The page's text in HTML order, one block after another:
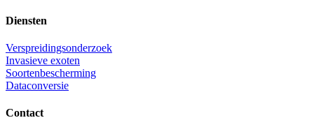
Diensten
Verspreidingsonderzoek
Invasieve exoten
Soortenbescherming
Dataconversie
Contact